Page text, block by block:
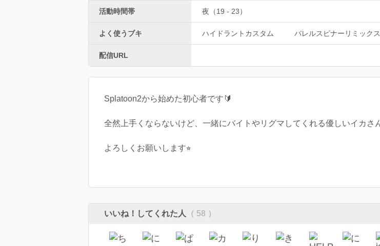
活動時間帯 夜（19 - 23）
よく使うブキ ハイドラントカスタム バレルスピナーリミックス
配信URL
Splatoon2から始めた初心者です🔰
全然上手くならないけど、一緒にバイトやリグマしてくれる優しいイカさ
よろしくお願いします⭐︎
いいね！してくれた人 （ 58 ）